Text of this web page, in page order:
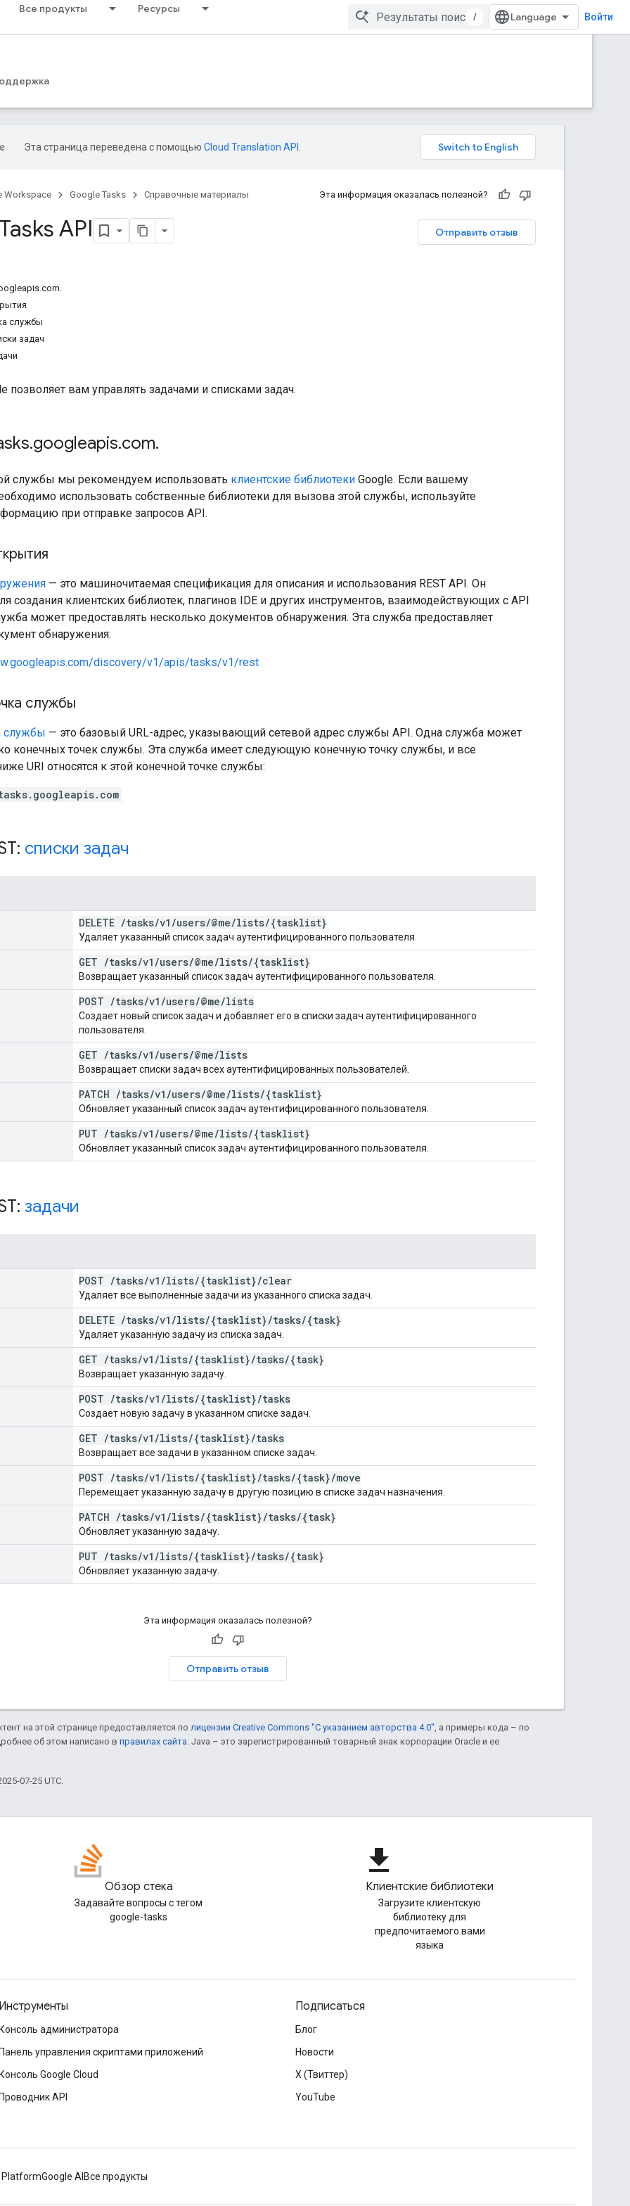
Все продукты Ресурсы
/ Войти
Эта страница переведена с помощью Cloud Translation API
Workspace Google Tasks Справочные материалы Эта информация оказалась полезной?
Отправить отзыв
API
службы
задач
позволяет вам управлять задачами и списками задач.
.googleapis.com.
службы мы рекомендуем использовать клиентские библиотеки Google. Если вашему
использовать собственные библиотеки для вызова этой службы, используйте
при отправке запросов API.
— это машиночитаемая спецификация для описания и использования REST API. Он
создания клиентских библиотек, плагинов IDE и других инструментов, взаимодействующих с API
может предоставлять несколько документов обнаружения. Эта служба предоставляет
обнаружения:
discovery/v1/apis/tasks/v1/rest
службы
службы — это базовый URL-адрес, указывающий сетевой адрес службы API. Одна служба может
конечных точек службы. Эта служба имеет следующую конечную точку службы, и все
URI относятся к этой конечной точке службы:
списки задач
DELETE /tasks/v1 /users/@me/lists/{tasklist}
Удаляет указанный список задач аутентифицированного пользователя.
GET /tasks/v1 /users/@me/lists/{tasklist}
Возвращает указанный список задач аутентифицированного пользователя.
POST /tasks/v1 /users/@me/lists
Создает новый список задач и добавляет его в списки задач аутентифицированного
пользователя.
GET /tasks/v1 /users/@me/lists
Возвращает списки задач всех аутентифицированных пользователей.
PATCH /tasks/v1 /users/@me/lists/{tasklist}
Обновляет указанный список задач аутентифицированного пользователя.
PUT /tasks/v1 /users/@me/lists/{tasklist}
Обновляет указанный список задач аутентифицированного пользователя.
задачи
POST /tasks/v1 /lists/{tasklist}/clear
Удаляет все выполненные задачи из указанного списка задач.
DELETE /tasks/v1 /lists/{tasklist}/tasks/{task}
Удаляет указанную задачу из списка задач.
GET /tasks/v1 /lists/{tasklist}/tasks/{task}
Возвращает указанную задачу.
POST /tasks/v1 /lists/{tasklist}/tasks
Создает новую задачу в указанном списке задач.
GET /tasks/v1 /lists/{tasklist}/tasks
Возвращает все задачи в указанном списке задач.
POST /tasks/v1 /lists/{tasklist}/tasks/{task}/move
Перемещает указанную задачу в другую позицию в списке задач назначения.
PATCH /tasks/v1 /lists/{tasklist}/tasks/{task}
Обновляет указанную задачу.
PUT /tasks/v1 /lists/{tasklist}/tasks/{task}
Обновляет указанную задачу.
Эта информация оказалась полезной?
Отправить отзыв
на этой странице предоставляется по лицензии Creative Commons "С указанием авторства 4.0" , а примеры кода – по
об этом написано в правилах сайта . Java – это зарегистрированный товарный знак корпорации Oracle и ее
07-25 UTC.
Обзор стека
Задавайте вопросы с тегом
google-tasks
file_download
Клиентские библиотеки
Загрузите клиентскую
библиотеку для
предпочитаемого вами
языка
Инструменты
Консоль администратора
Панель управления скриптами приложений
Консоль Google Cloud
Проводник API
Подписаться
Блог
Новости
X (Твиттер)
YouTube
PlatformGoogle AI Все продукты